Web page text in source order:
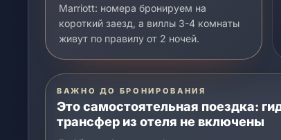
Marriott: номера бронируем на
короткий заезд, а виллы 3-4 комнаты
живут по правилу от 2 ночей.
ВАЖНО ДО БРОНИРОВАНИЯ
Это самостоятельная поездка:
трансфер из отеля не включены